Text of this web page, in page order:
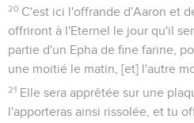
20 C'est ici l'offrande d'Aaron et
offriront à l'Eternel le jour qu'il
partie d'un Epha de fine farine,
une moitié le matin, [et] l'autre
21 Elle sera apprêtée sur une
l'apporteras ainsi rissolée, et tu